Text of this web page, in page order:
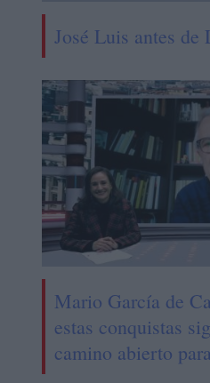
José Luis antes de
Mario García de
estas conquistas
camino abierto